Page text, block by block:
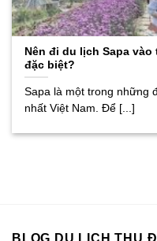
Nên đi du lịch Sapa
đặc biệt?
Sapa là một trong những
nhất Việt Nam. Để [...]
BLOG DU LỊCH THU